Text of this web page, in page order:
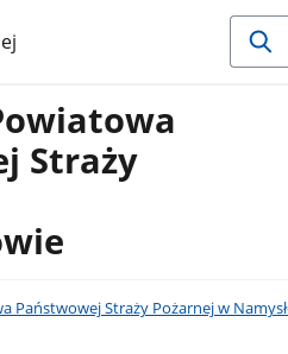
Straży
Państwowej Straży Pożarnej w